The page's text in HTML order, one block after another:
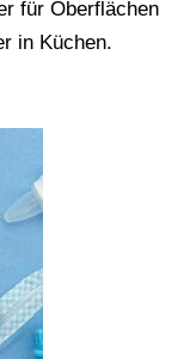
für Oberflächen
in Küchen.